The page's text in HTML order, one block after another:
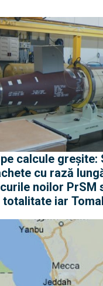
calcule greșite:
cu rază
noilor PrSM
iar